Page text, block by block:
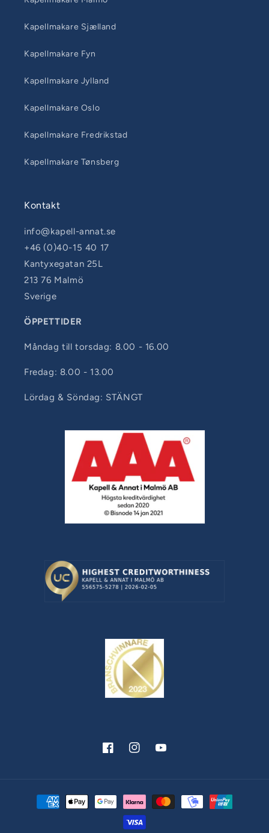
Kapellmakare Sjælland
Kapellmakare Fyn
Kapellmakare Jylland
Kapellmakare Oslo
Kapellmakare Fredrikstad
Kapellmakare Tønsberg
Kontakt
info@kapell-annat.se
+46 (0)40-15 40 17
Kantyxegatan 25L
213 76 Malmö
Sverige
ÖPPETTIDER
Måndag till torsdag: 8.00 - 16.00
Fredag: 8.00 - 13.00
Lördag & Söndag: STÄNGT
FacebookInstagramYouTube
Betalningsmetoder